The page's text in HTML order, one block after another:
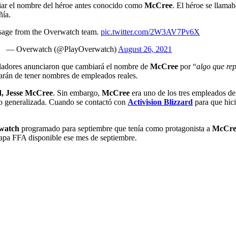
el nombre del héroe antes conocido como McCree. El héroe se
from the Overwatch team. pic.twitter.com/2W3AV7Pv6X
— Overwatch (@PlayOverwatch) August 26, 2021
anunciaron que cambiará el nombre de McCree por “algo que
de tener nombres de empleados reales.
Jesse McCree. Sin embargo, McCree era uno de los tres empleados
Cuando se contactó con Activision Blizzard para que
programado para septiembre que tenía como protagonista a
FFA disponible ese mes de septiembre.